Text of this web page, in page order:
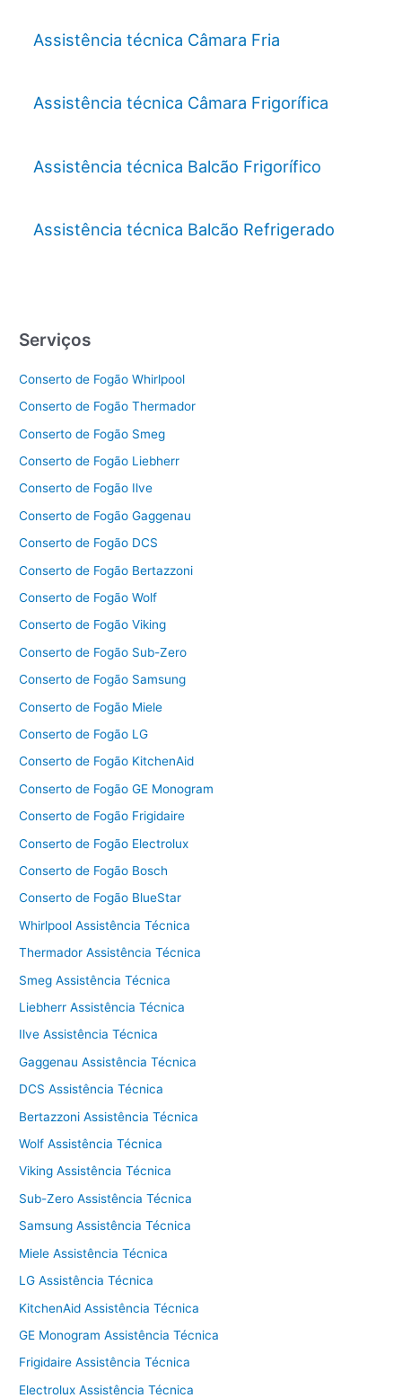
Assistência técnica Câmara Fria
Assistência técnica Câmara Frigorífica
Assistência técnica Balcão Frigorífico
Assistência técnica Balcão Refrigerado
Serviços
Conserto de Fogão Whirlpool
Conserto de Fogão Thermador
Conserto de Fogão Smeg
Conserto de Fogão Liebherr
Conserto de Fogão Ilve
Conserto de Fogão Gaggenau
Conserto de Fogão DCS
Conserto de Fogão Bertazzoni
Conserto de Fogão Wolf
Conserto de Fogão Viking
Conserto de Fogão Sub-Zero
Conserto de Fogão Samsung
Conserto de Fogão Miele
Conserto de Fogão LG
Conserto de Fogão KitchenAid
Conserto de Fogão GE Monogram
Conserto de Fogão Frigidaire
Conserto de Fogão Electrolux
Conserto de Fogão Bosch
Conserto de Fogão BlueStar
Whirlpool Assistência Técnica
Thermador Assistência Técnica
Smeg Assistência Técnica
Liebherr Assistência Técnica
Ilve Assistência Técnica
Gaggenau Assistência Técnica
DCS Assistência Técnica
Bertazzoni Assistência Técnica
Wolf Assistência Técnica
Viking Assistência Técnica
Sub-Zero Assistência Técnica
Samsung Assistência Técnica
Miele Assistência Técnica
LG Assistência Técnica
KitchenAid Assistência Técnica
GE Monogram Assistência Técnica
Frigidaire Assistência Técnica
Electrolux Assistência Técnica